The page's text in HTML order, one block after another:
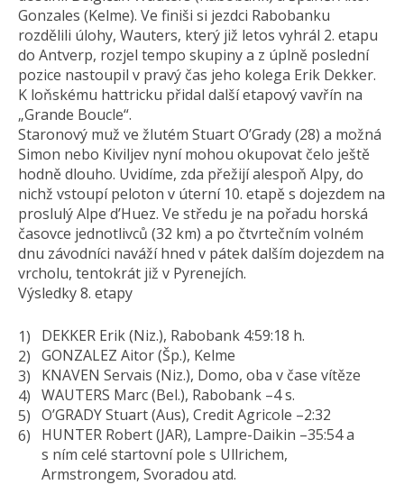
Gonzales (Kelme). Ve finiši si jezdci Rabobanku
rozdělili úlohy, Wauters, který již letos vyhrál 2. etapu
do Antverp, rozjel tempo skupiny a z úplně poslední
pozice nastoupil v pravý čas jeho kolega Erik Dekker.
K loňskému hattricku přidal další etapový vavřín na
„Grande Boucle“.
Staronový muž ve žlutém Stuart O’Grady (28) a možná
Simon nebo Kiviljev nyní mohou okupovat čelo ještě
hodně dlouho. Uvidíme, zda přežijí alespoň Alpy, do
nichž vstoupí peloton v úterní 10. etapě s dojezdem na
proslulý Alpe d’Huez. Ve středu je na pořadu horská
časovce jednotlivců (32 km) a po čtvrtečním volném
dnu závodníci naváží hned v pátek dalším dojezdem na
vrcholu, tentokrát již v Pyrenejích.
Výsledky 8. etapy
DEKKER Erik (Niz.), Rabobank 4:59:18 h.
GONZALEZ Aitor (Šp.), Kelme
KNAVEN Servais (Niz.), Domo, oba v čase vítěze
WAUTERS Marc (Bel.), Rabobank –4 s.
O’GRADY Stuart (Aus), Credit Agricole –2:32
HUNTER Robert (JAR), Lampre-Daikin –35:54 a
s ním celé startovní pole s Ullrichem,
Armstrongem, Svoradou atd.